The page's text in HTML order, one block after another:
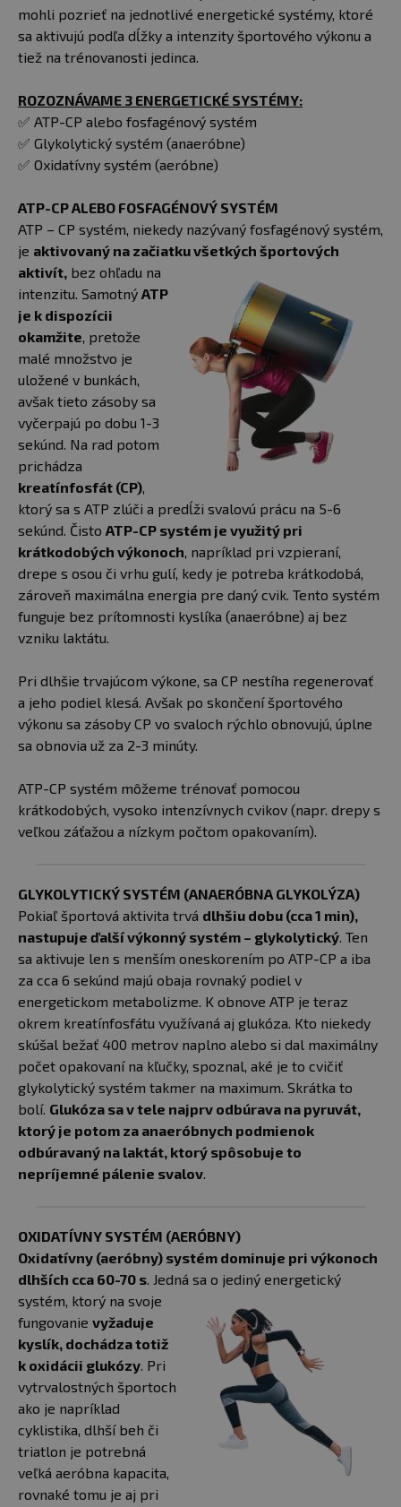
mohli pozrieť na jednotlivé energetické systémy, ktoré
sa aktivujú podľa dĺžky a intenzity športového výkonu a
tiež na trénovanosti jedinca.
ROZOZNÁVAME 3 ENERGETICKÉ SYSTÉMY:
✅ ATP-CP alebo fosfagénový systém
✅ Glykolytický systém (anaeróbne)
✅ Oxidatívny systém (aeróbne)
ATP-CP ALEBO FOSFAGÉNOVÝ SYSTÉM
ATP – CP systém, niekedy nazývaný fosfagénový systém,
je aktivovaný na začiatku všetkých športových
aktivít bez ohľadu na
intenzitu. Samotný ATP
je k dispozícii
okamžite , pretože
malé množstvo je
uložené v bunkách,
avšak tieto zásoby sa
vyčerpajú po dobu 1-3
sekúnd. Na rad potom
prichádza
kreatínfosfát (CP)
ktorý sa s ATP zlúči a predĺži svalovú prácu na 5-6
sekúnd. Čisto ATP-CP systém je využitý pri
krátkodobých výkonoch , napríklad pri vzpieraní,
drepe s osou či vrhu gulí, kedy je potreba krátkodobá,
zároveň maximálna energia pre daný cvik. Tento systém
funguje bez prítomnosti kyslíka (anaeróbne) aj bez
vzniku laktátu.
Pri dlhšie trvajúcom výkone, sa CP nestíha regenerovať
a jeho podiel klesá. Avšak po skončení športového
výkonu sa zásoby CP vo svaloch rýchlo obnovujú, úplne
sa obnovia už za 2-3 minúty.
ATP-CP systém môžeme trénovať pomocou
krátkodobých, vysoko intenzívnych cvikov (napr. drepy s
veľkou záťažou a nízkym počtom opakovaním).
GLYKOLYTICKÝ SYSTÉM (ANAERÓBNA GLYKOLÝZA)
Pokiaľ športová aktivita trvá dlhšiu dobu (cca 1 min),
nastupuje ďalší výkonný systém – glykolytický . Ten
sa aktivuje len s menším oneskorením po ATP-CP a iba
za cca 6 sekúnd majú obaja rovnaký podiel v
energetickom metabolizme. K obnove ATP je teraz
okrem kreatínfosfátu využívaná aj glukóza. Kto niekedy
skúšal bežať 400 metrov naplno alebo si dal maximálny
počet opakovaní na kľučky, spoznal, aké je to cvičiť
glykolytický systém takmer na maximum. Skrátka to
bolí. Glukóza sa v tele najprv odbúrava na pyruvát,
ktorý je potom za anaeróbnych podmienok
odbúravaný na laktát, ktorý spôsobuje to
nepríjemné pálenie svalov
OXIDATÍVNY SYSTÉM (AERÓBNY)
Oxidatívny (aeróbny) systém dominuje pri výkonoch
dlhších cca 60-70 s . Jedná sa o jediný energetický
systém, ktorý na svoje
fungovanie vyžaduje
kyslík, dochádza totiž
k oxidácii glukózy . Pri
vytrvalostných športoch
ako je napríklad
cyklistika, dlhší beh či
triatlon je potrebná
veľká aeróbna kapacita,
rovnaké tomu je aj pri